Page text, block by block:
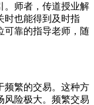
。师者，传道授业解
时也能得到及时指
可靠的指导老师，随
频繁的交易。这种方
风险极大。频繁交易